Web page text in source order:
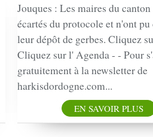
Jouques : Les maires du
écartés du protocole et n'ont
leur dépôt de gerbes. Cliquez
Cliquez sur l' Agenda - - Pour
gratuitement à la newsletter de
harkisdordogne.com...
EN SAVOIR PLUS